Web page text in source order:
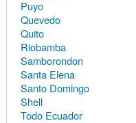
Puyo
Quevedo
Quito
Riobamba
Samborondon
Santa Elena
Santo Domingo
Shell
Todo Ecuador